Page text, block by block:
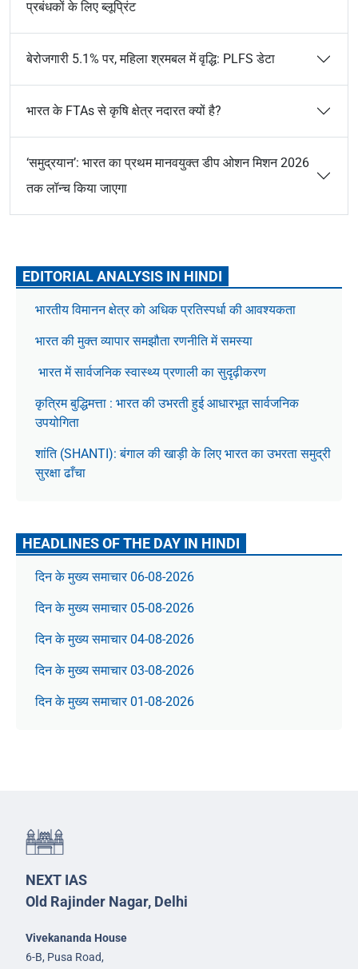
प्रबंधकों के लिए ब्लूप्रिंट
बेरोजगारी 5.1% पर, महिला श्रमबल में वृद्धि: PLFS डेटा
भारत के FTAs से कृषि क्षेत्र नदारत क्यों है?
‘समुद्रयान’: भारत का प्रथम मानवयुक्त डीप ओशन मिशन 2026
तक लॉन्च किया जाएगा
EDITORIAL ANALYSIS IN HINDI
भारतीय विमानन क्षेत्र को अधिक प्रतिस्पर्धा की आवश्यकता
भारत की मुक्त व्यापार समझौता रणनीति में समस्या
भारत में सार्वजनिक स्वास्थ्य प्रणाली का सुदृढ़ीकरण
कृत्रिम बुद्धिमत्ता : भारत की उभरती हुई आधारभूत सार्वजनिक
उपयोगिता
शांति (SHANTI): बंगाल की खाड़ी के लिए भारत का उभरता समुद्री
सुरक्षा ढाँचा
HEADLINES OF THE DAY IN HINDI
दिन के मुख्य समाचार 06-08-2026
दिन के मुख्य समाचार 05-08-2026
दिन के मुख्य समाचार 04-08-2026
दिन के मुख्य समाचार 03-08-2026
दिन के मुख्य समाचार 01-08-2026
NEXT IAS
Old Rajinder Nagar, Delhi
Vivekananda House
6-B, Pusa Road,